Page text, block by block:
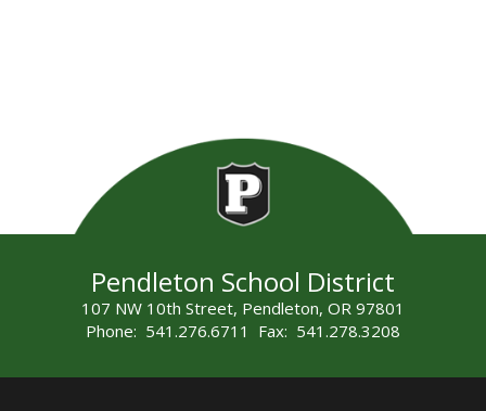
Pendleton School District
107 NW 10th Street, Pendleton, OR 97801
Phone: 541.276.6711 Fax: 541.278.3208